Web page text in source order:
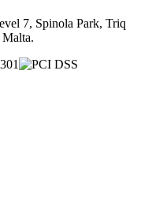
7, Spinola Park, Triq